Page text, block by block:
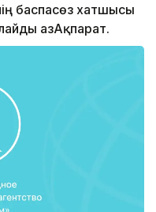
баспасөз хатшысы
ҚазАқпарат.